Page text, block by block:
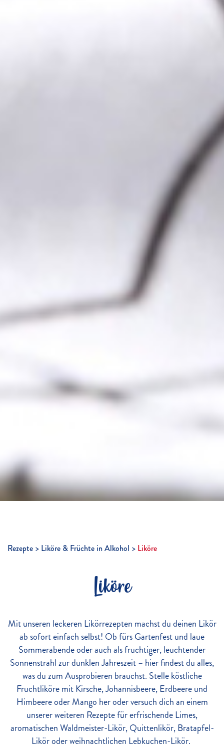
Rezepte Liköre & Früchte in Alkohol Liköre
Liköre
Mit unseren leckeren Likörrezepten machst du deinen Likör
ab sofort einfach selbst! Ob fürs Gartenfest und laue
Sommerabende oder auch als fruchtiger, leuchtender
Sonnenstrahl zur dunklen Jahreszeit – hier findest du alles,
was du zum Ausprobieren brauchst. Stelle köstliche
Fruchtliköre mit Kirsche, Johannisbeere, Erdbeere und
Himbeere oder Mango her oder versuch dich an einem
unserer weiteren Rezepte für erfrischende Limes,
aromatischen Waldmeister-Likör, Quittenlikör, Bratapfel-
Likör oder weihnachtlichen Lebkuchen-Likör.